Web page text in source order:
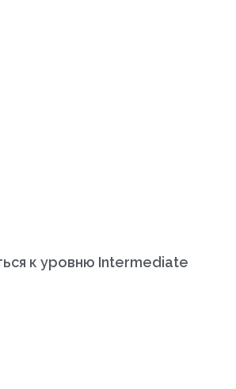
к уровню Intermediate